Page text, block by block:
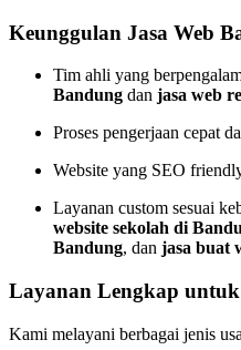
Keunggulan Jasa Web
Tim ahli yang
Bandung dan jasa web
Proses pengerjaan cepat
Website yang SEO
Layanan custom sesuai
website sekolah di
Bandung, dan jasa buat
Layanan Lengkap untuk
Kami melayani berbagai jenis